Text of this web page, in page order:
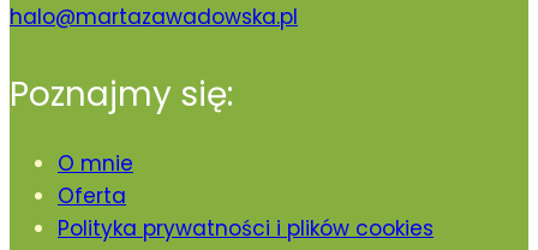
halo@martazawadowska.pl
Poznajmy się:
O mnie
Oferta
Polityka prywatności i plików cookies